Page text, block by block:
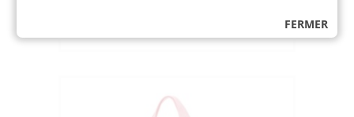
de
FERMER